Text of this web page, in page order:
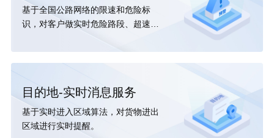
基于全国公路网络的限速和危险标
识，对客户做实时危险路段、超速和
目的地-实时消息服务
基于实时进入区域算法，对货物进出
区域进行实时提醒。